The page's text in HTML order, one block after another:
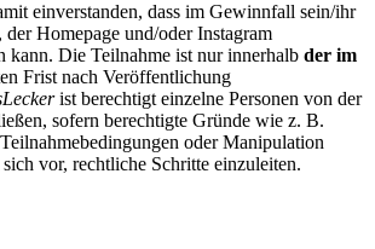
einverstanden, dass im Gewinnfall sein/ihr
Homepage und/oder Instagram
kann. Die Teilnahme ist nur innerhalb der im
Frist nach Veröffentlichung
ist berechtigt einzelne Personen von der
sofern berechtigte Gründe wie z. B.
oder Manipulation
vor, rechtliche Schritte einzuleiten.